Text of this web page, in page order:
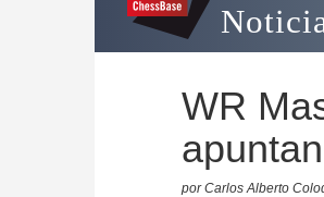
WR
por Carlos Alberto